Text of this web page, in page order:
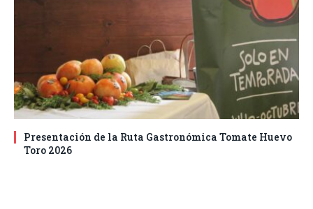
Presentación de la Ruta Gastronómica Tomate Huevo
Toro 2026